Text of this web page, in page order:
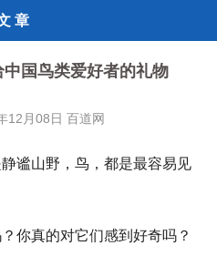
章
中国鸟类爱好者的礼物
12月08日 百道网
谧山野，鸟，都是最容易见
你真的对它们感到好奇吗？